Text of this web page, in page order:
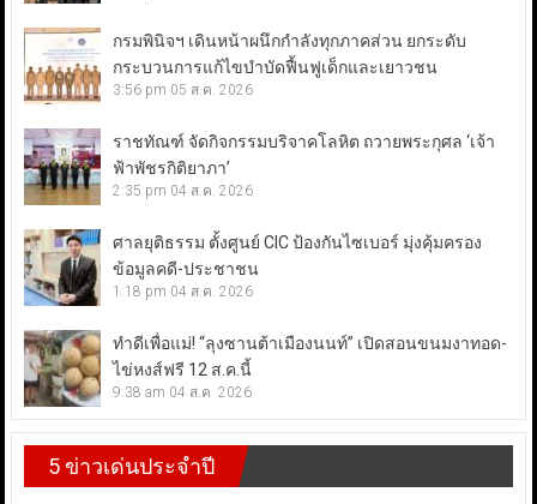
กรมพินิจฯ เดินหน้าผนึกกำลังทุกภาคส่วน ยกระดับ
กระบวนการแก้ไขบำบัดฟื้นฟูเด็กและเยาวชน
3:56 pm 05 ส.ค. 2026
ราชทัณฑ์ จัดกิจกรรมบริจาคโลหิต ถวายพระกุศล ‘เจ้า
ฟ้าพัชรกิติยาภา’
2:35 pm 04 ส.ค. 2026
ศาลยุติธรรม ตั้งศูนย์ CIC ป้องกันไซเบอร์ มุ่งคุ้มครอง
ข้อมูลคดี-ประชาชน
1:18 pm 04 ส.ค. 2026
ทำดีเพื่อแม่! “ลุงซานต้าเมืองนนท์” เปิดสอนขนมงาทอด-
ไข่หงส์ฟรี 12 ส.ค.นี้
9:38 am 04 ส.ค. 2026
5 ข่าวเด่นประจำปี